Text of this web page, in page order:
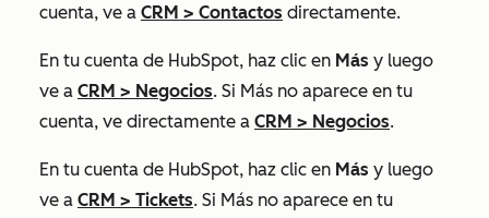
cuenta, ve a CRM > Contactos directamente.
En tu cuenta de HubSpot, haz clic en Más y luego
ve a CRM > Negocios. Si Más no aparece en tu
cuenta, ve directamente a CRM > Negocios.
En tu cuenta de HubSpot, haz clic en Más y luego
ve a CRM > Tickets. Si Más no aparece en tu